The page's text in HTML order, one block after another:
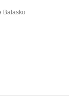
Balasko